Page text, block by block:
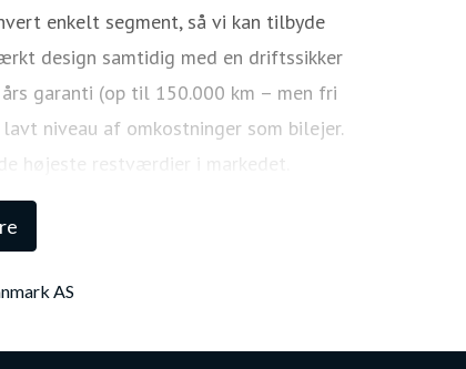
enkelt segment, så vi kan tilbyde
design samtidig med en driftssikker
garanti (op til 150.000 km – men fri
niveau af omkostninger som bilejer.
højeste restværdier i markedet.